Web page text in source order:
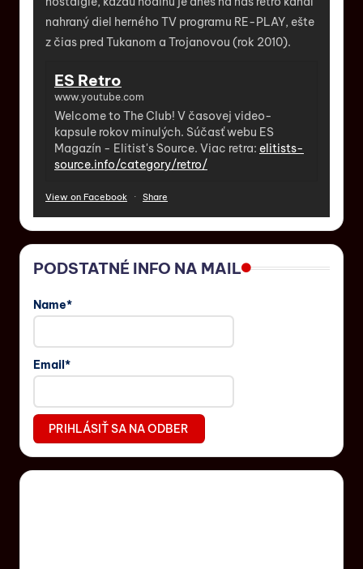
nahraný diel herného TV programu RE-PLAY, ešte
z čias pred Tukanom a Trojanovou (rok 2010).
ES Retro
www.youtube.com
Welcome to The Club! V časovej video-
kapsule rokov minulých. Súčasť webu ES
Magazín - Elitist's Source. Viac retra: elitists-
source.info/category/retro/
View on Facebook · Share
PODSTATNÉ INFO NA MAIL
Name*
Email*